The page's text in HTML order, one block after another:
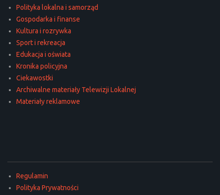
Polityka lokalna i samorząd
Gospodarka i finanse
Kultura i rozrywka
Sport i rekreacja
Edukacja i oświata
Kronika policyjna
Ciekawostki
Archiwalne materiały Telewizji Lokalnej
Materiały reklamowe
Regulamin
Polityka Prywatności